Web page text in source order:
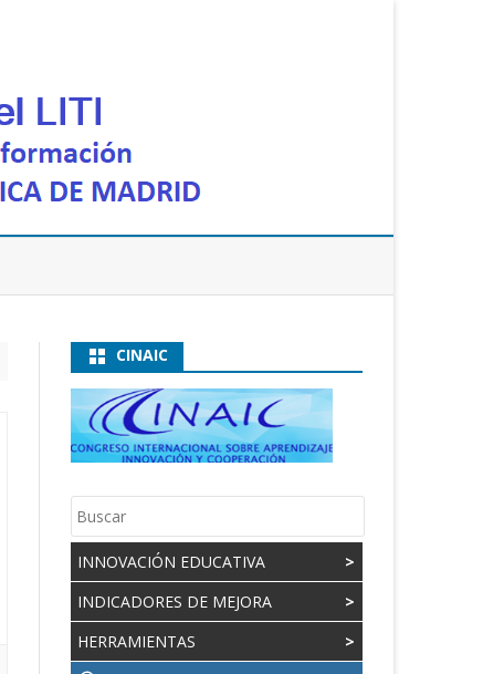
CINAIC
INNOVACIÓN EDUCATIVA
>
INDICADORES DE MEJORA
>
HERRAMIENTAS
>